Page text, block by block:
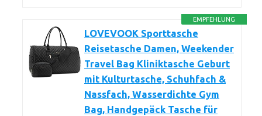
EMPFEHLUNG
LOVEVOOK Sporttasche
Reisetasche Damen, Weekender
Travel Bag Kliniktasche Geburt
mit Kulturtasche, Schuhfach &
Nassfach, Wasserdichte Gym
Bag, Handgepäck Tasche für